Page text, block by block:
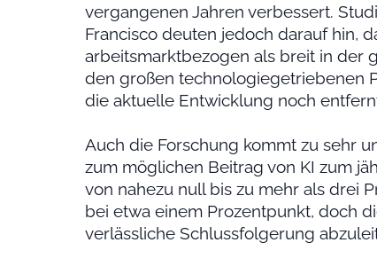
vergangenen Jahren verbessert.
Francisco deuten jedoch darauf hin,
arbeitsmarktbezogen als breit in der
den großen technologiegetriebenen
die aktuelle Entwicklung noch
Auch die Forschung kommt zu sehr
zum möglichen Beitrag von KI zum
von nahezu null bis zu mehr als drei
bei etwa einem Prozentpunkt, doch
verlässliche Schlussfolgerung